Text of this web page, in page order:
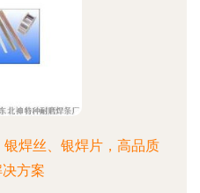
焊丝、银焊片，高品质
方案